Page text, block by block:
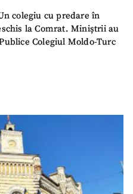
colegiu cu predare în
la Comrat. Miniștrii au
Colegiul Moldo-Turc